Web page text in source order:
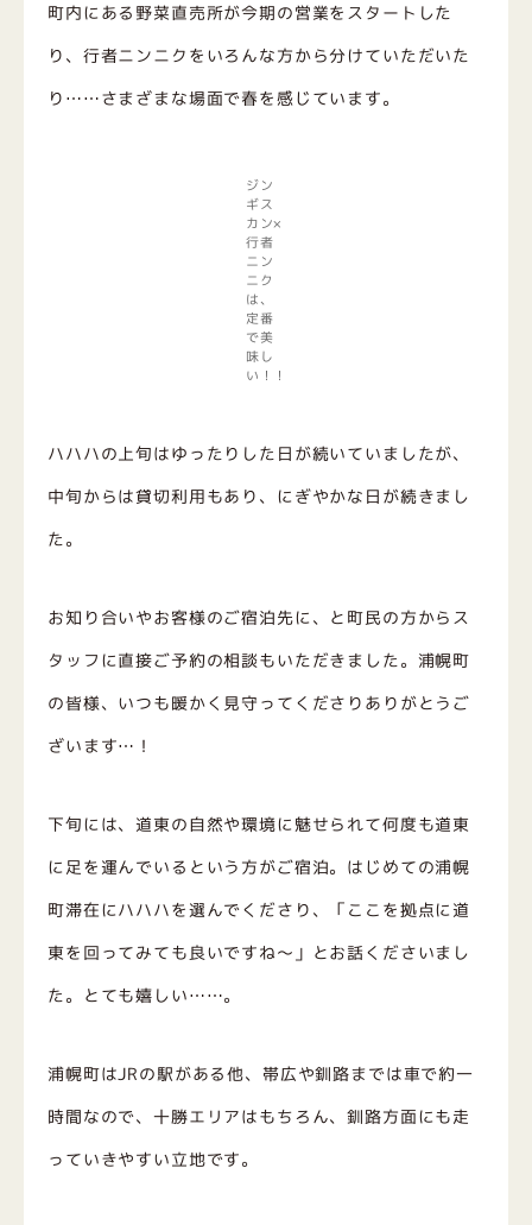
町内にある野菜直売所が今期の営業をスタートした
り、行者ニンニクをいろんな方から分けていただいた
り……さまざまな場面で春を感じています。
ジン
ギス
カン×
行者
ニン
ニク
は、
定番
で美
味し
い！！
ハハハの上旬はゆったりした日が続いていましたが、
中旬からは貸切利用もあり、にぎやかな日が続きまし
た。
お知り合いやお客様のご宿泊先に、と町民の方からス
タッフに直接ご予約の相談もいただきました。浦幌町
の皆様、いつも暖かく見守ってくださりありがとうご
ざいます…！
下旬には、道東の自然や環境に魅せられて何度も道東
に足を運んでいるという方がご宿泊。はじめての浦幌
町滞在にハハハを選んでくださり、「ここを拠点に道
東を回ってみても良いですね～」とお話くださいまし
た。とても嬉しい……。
浦幌町はJRの駅がある他、帯広や釧路までは車で約一
時間なので、十勝エリアはもちろん、釧路方面にも走
っていきやすい立地です。